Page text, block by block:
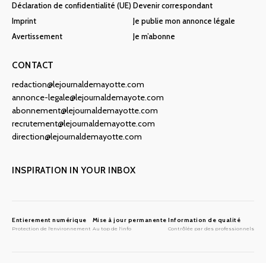
Déclaration de confidentialité (UE)
Imprint
Avertissement
Devenir correspondant
Je publie mon annonce légale
Je m’abonne
CONTACT
redaction@lejournaldemayotte.com
annonce-legale@lejournaldemayote.com
abonnement@lejournaldemayotte.com
recrutement@lejournaldemayotte.com
direction@lejournaldemayotte.com
INSPIRATION IN YOUR INBOX
Entierement numérique
Protection de l'environnement
Mise à jour permanente
Au top de l'info
Information de qualité
Contrôlée par des professionnels